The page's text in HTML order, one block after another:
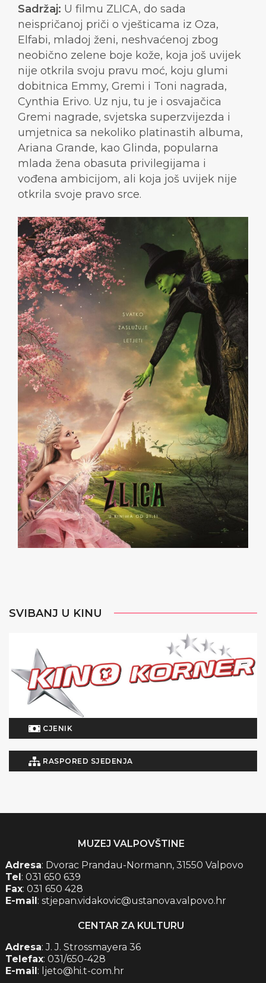
Sadržaj: U filmu ZLICA, do sada
neispričanoj priči o vješticama iz Oza,
Elfabi, mladoj ženi, neshvaćenoj zbog
neobično zelene boje kože, koja još uvijek
nije otkrila svoju pravu moć, koju glumi
dobitnica Emmy, Gremi i Toni nagrada,
Cynthia Erivo. Uz nju, tu je i osvajačica
Gremi nagrade, svjetska superzvijezda i
umjetnica sa nekoliko platinastih albuma,
Ariana Grande, kao Glinda, popularna
mlada žena obasuta privilegijama i
vođena ambicijom, ali koja još uvijek nije
otkrila svoje pravo srce.
SVIBANJ U KINU
CJENIK
RASPORED SJEDENJA
MUZEJ VALPOVŠTINE
Adresa: Dvorac Prandau-Normann, 31550 Valpovo
Tel: 031 650 639
Fax: 031 650 428
E-mail: stjepan.vidakovic@ustanova.valpovo.hr
CENTAR ZA KULTURU
Adresa: J. J. Strossmayera 36
Telefax: 031/650-428
E-mail: ljeto@hi.t-com.hr